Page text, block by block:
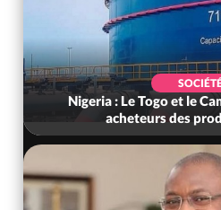
Nigeria : Le Togo et le
acheteurs des